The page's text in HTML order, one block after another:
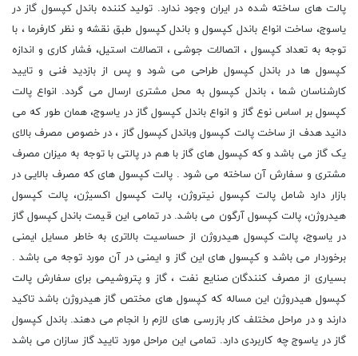
پالت های ساخته شده در ایران وجود ندارد. تولید کننده باندل کپسول گاز در
یاسوج، ساخت انواع باندل کپسول و باندل کپسول طبق نقشه و نظر کارفرما ، با
توجه به تعداد کپسول ، اتصالات جوشی ، اتصالات استیل، فشار کاری و اندازه
کپسول ها در باندل کپسول طراحی می شود و پس از بازدید فنی و تایید
کارشناسان شما ، باندل کپسول به محل مشتری ارسال می گردد. انواع پالت
کپسول بر اساس نوع گاز و انواع باندل کپسول گاز در یاسوج، همان طور که می
دانید هدف از ساخت پالت کپسول وباندل کپسول گاز ، در خصوص مصرف بالای
یک گاز می باشد و که کپسول های گاز با هم در پالتی با توجه به میزان مصرف
مشتری و سفارش آن ساخته می شود . پالت کپسول های که مصرف بالایی در
بازار دارد شامل پالت کپسول نیتروژن، پالت کپسول اکسیژن، پالت کپسول
هیدروژن، پالت کپسول آرگون می باشد. در تمامی این قیمت باندل کپسول گاز
در یاسوج، پالت کپسول هیدروژن از حساسیت بالاتری به خاطر مسایل ایمنی
برخوردار می باشد و کپسول های این گاز و ایمنی در آن مورد توجه می باشد .
بسیاری از مصرف کنندگان صنایع نفت ، گاز و پتروشیمی برای سفارش پالت
کپسول هیدروژن این مساله که کپسول های مختص گاز هیدروژن باشد تاکید
دارند و در مراحل مختلف کار بازرسی های لازم را انجام می دهند. باندل کپسول
گاز در یاسوج چه کاربردی دارد. تمامی این مراحل مورد تایید گاز سازان می باشد